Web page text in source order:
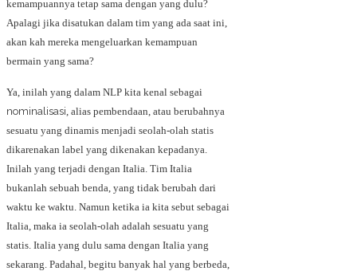
kemampuannya tetap sama dengan yang dulu?
Apalagi jika disatukan dalam tim yang ada saat ini,
akan kah mereka mengeluarkan kemampuan
bermain yang sama?
Ya, inilah yang dalam NLP kita kenal sebagai
nominalisasi, alias pembendaan, atau berubahnya
sesuatu yang dinamis menjadi seolah-olah statis
dikarenakan label yang dikenakan kepadanya.
Inilah yang terjadi dengan Italia. Tim Italia
bukanlah sebuah benda, yang tidak berubah dari
waktu ke waktu. Namun ketika ia kita sebut sebagai
Italia, maka ia seolah-olah adalah sesuatu yang
statis. Italia yang dulu sama dengan Italia yang
sekarang. Padahal, begitu banyak hal yang berbeda,